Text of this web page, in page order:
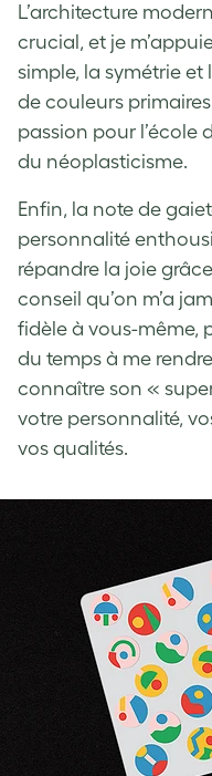
L’architecture
crucial, et je
simple, la symétrie et
de couleurs
passion pour l’école
du néoplasticisme.
Enfin, la note de
personnalité
répandre la joie
conseil qu’on m’a
fidèle à vous-même,
du temps à me
connaître son «
votre personnalité,
vos qualités.